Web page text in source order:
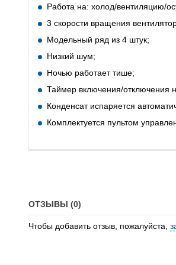
Работа на: холод/вентиляцию/
3 скорости вращения
Модельный ряд из 4 штук;
Низкий шум;
Ночью работает тише;
Таймер включения/отключения
Конденсат испаряется
Комплектуется пультом
ОТЗЫВЫ (0)
Чтобы добавить отзыв, пожалуйста,